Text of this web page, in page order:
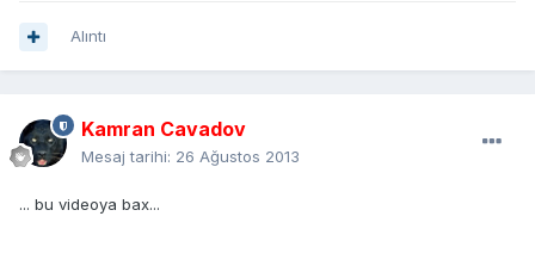
Alıntı
Kamran Cavadov
Mesaj tarihi: 26 Ağustos 2013
... bu videoya bax...